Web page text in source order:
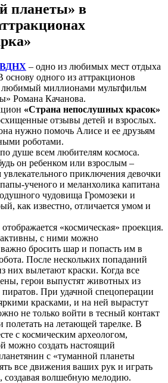
планеты» в
ВДНХ – одно из любимых мест отдыха
основу одного из аттракционов
любимый миллионами мультфильм
Романа Качанова.
«Страна непослушных красок»
отзывы детей и взрослых.
нужно помочь Алисе и ее друзьям
роботами.
душе всем любителям космоса.
он ребенком или взрослым –
увлекательного приключения девочки
ученого и меланхолика капитана
чудовища Громозеки и
как известно, отличается умом и
«космическая» проекция.
с ними можно
бросить шар и попасть им в
После нескольких попаданий
них вылетают краски. Когда все
герои выпустят животных из
пиратов. При удачной спецоперации
красками, и на ней вырастут
не только войти в тесный контакт
полетать на летающей тарелке. В
с космическим археологом,
можно создать настоящий
с «туманной планеты
все движения ваших рук и играть
создавая волшебную мелодию.